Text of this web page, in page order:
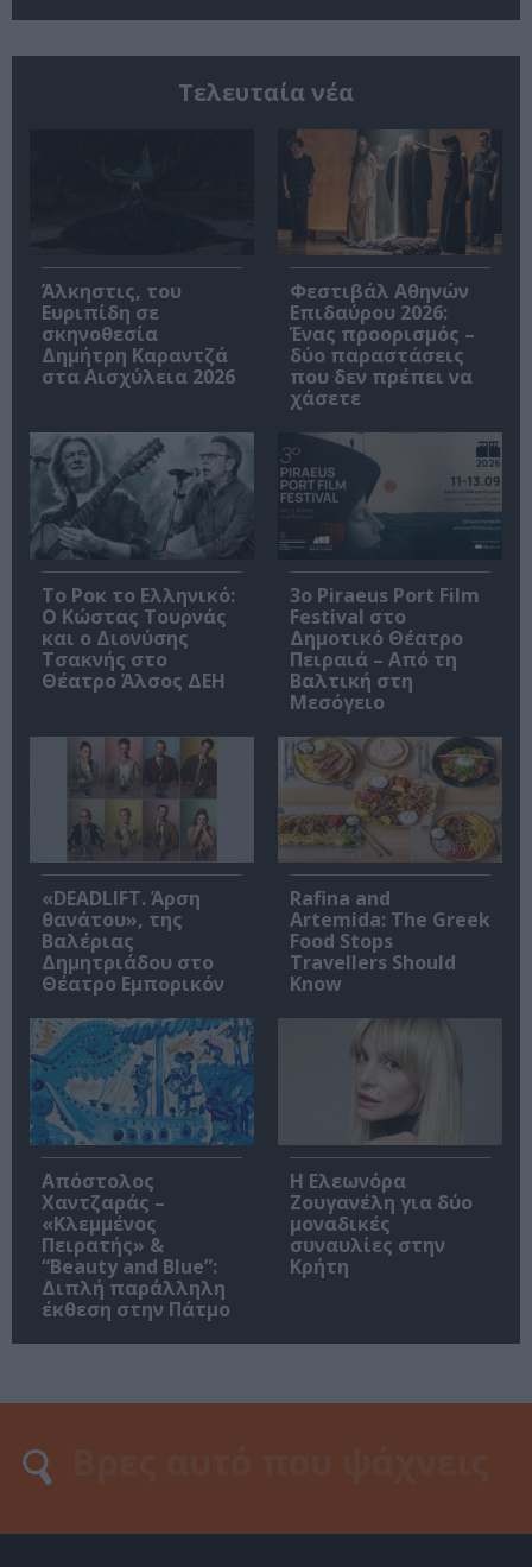
Τελευταία νέα
Άλκηστις, του
Ευριπίδη σε
σκηνοθεσία
Δημήτρη Καραντζά
στα Αισχύλεια 2026
Φεστιβάλ Αθηνών
Επιδαύρου 2026:
Ένας προορισμός –
δύο παραστάσεις
που δεν πρέπει να
χάσετε
Το Ροκ το Ελληνικό:
Ο Κώστας Τουρνάς
και ο Διονύσης
Τσακνής στο
Θέατρο Άλσος ΔΕΗ
3o Piraeus Port Film
Festival στο
Δημοτικό Θέατρο
Πειραιά – Από τη
Βαλτική στη
Μεσόγειο
«DEADLIFT. Άρση
θανάτου», της
Βαλέριας
Δημητριάδου στο
Θέατρο Εμπορικόν
Rafina and
Artemida: The Greek
Food Stops
Travellers Should
Know
Απόστολος
Χαντζαράς –
«Κλεμμένος
Πειρατής» &
“Beauty and Blue”:
Διπλή παράλληλη
έκθεση στην Πάτμο
Η Ελεωνόρα
Ζουγανέλη για δύο
μοναδικές
συναυλίες στην
Κρήτη